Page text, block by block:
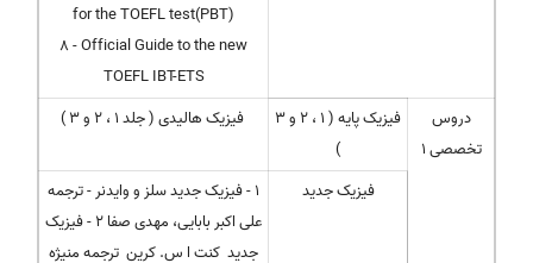
for the TOEFL test(PBT)
8 - Official Guide to the new
TOEFL IBT-ETS
دروس
تخصصی 1
فیزیک پایه ( 1 ، 2 و 3
)
فیزیک هالیدی ( جلد 1 ، 2 و 3 )
فیزیک جدید
1 - فیزیک جدید سلز و وایدنر - ترجمه
علی اکبر بابایی، مهدی صفا 2 - فیزیک
جدید کنت ا س. کرین ترجمه منیژه